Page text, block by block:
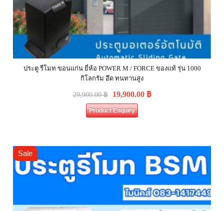
ประตู รีโมท ขอนแก่น ยี่ห้อ POWER M / FORCE ของแท้ รุ่น 1000
กิโลกรัม อึด ทนทานสูง
29,900.00฿ 19,900.00 ฿
Product Enquiry
Sale